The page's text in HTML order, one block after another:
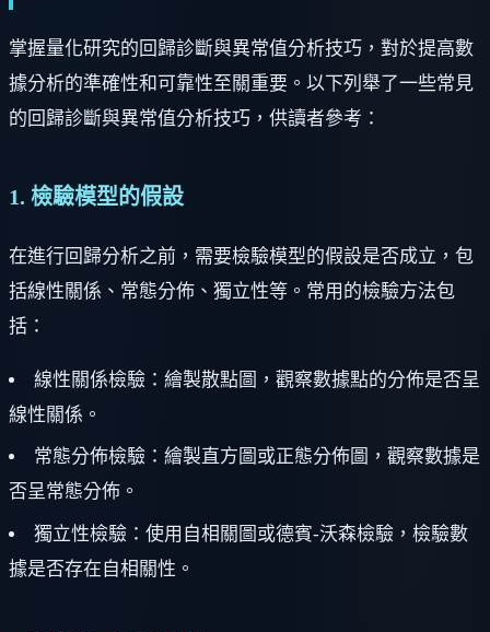
掌握量化研究的回歸診斷與異常值分析技巧，對於提高數
據分析的準確性和可靠性至關重要。以下列舉了一些常見
的回歸診斷與異常值分析技巧，供讀者參考：
1. 檢驗模型的假設
在進行回歸分析之前，需要檢驗模型的假設是否成立，包
括線性關係、常態分佈、獨立性等。常用的檢驗方法包
括：
線性關係檢驗：繪製散點圖，觀察數據點的分佈是否呈
線性關係。
常態分佈檢驗：繪製直方圖或正態分佈圖，觀察數據是
否呈常態分佈。
獨立性檢驗：使用自相關圖或德賓-沃森檢驗，檢驗數
據是否存在自相關性。